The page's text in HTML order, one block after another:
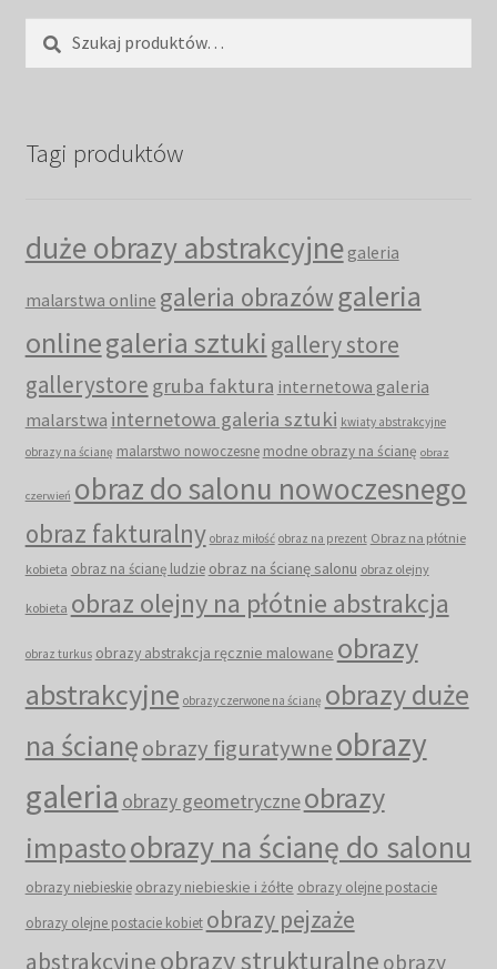
Szukaj:
Szukaj
Tagi produktów
duże obrazy abstrakcyjne galeria
malarstwa online galeria obrazów galeria
onlinegaleria sztuki gallery store
gallerystore gruba faktura internetowa galeria
malarstwa internetowa galeria sztuki kwiaty abstrakcyjne
obrazy na ścianę malarstwo nowoczesne modne obrazy na ścianę obraz
czerwień obraz do salonu nowoczesnego
obraz fakturalny obraz miłość obraz na prezent Obraz na płótnie
kobieta obraz na ścianę ludzie obraz na ścianę salonu obraz olejny
kobieta obraz olejny na płótnie abstrakcja
obraz turkus obrazy abstrakcja ręcznie malowane obrazy
abstrakcyjne obrazy czerwone na ścianę obrazy duże
na ścianęobrazy figuratywneobrazy
galeria obrazy geometryczneobrazy
impastoobrazy na ścianę do salonu
obrazy niebieskie obrazy niebieskie i żółte obrazy olejne postacie
obrazy olejne postacie kobiet obrazy pejzaże
abstrakcyjneobrazy strukturalne obrazy